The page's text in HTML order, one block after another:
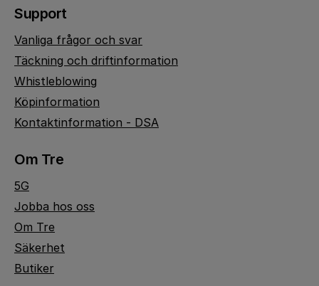
Support
Vanliga frågor och svar
Täckning och driftinformation
Whistleblowing
Köpinformation
Kontaktinformation - DSA
Om Tre
5G
Jobba hos oss
Om Tre
Säkerhet
Butiker